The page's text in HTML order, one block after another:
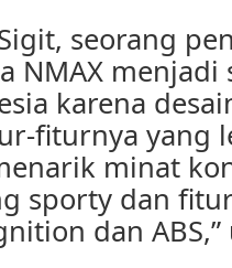
seorang
NMAX
karena
fiturnya yang
minat
sporty dan
dan